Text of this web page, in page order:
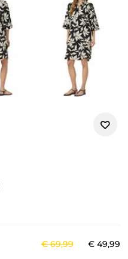
€69,99 € 49,99